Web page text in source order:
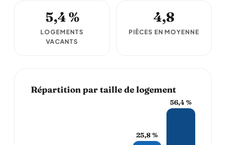
5,4 %
LOGEMENTS
VACANTS
4,8
PIÈCES EN MOYENNE
Répartition par taille de logement
25,8 %
56,4 %